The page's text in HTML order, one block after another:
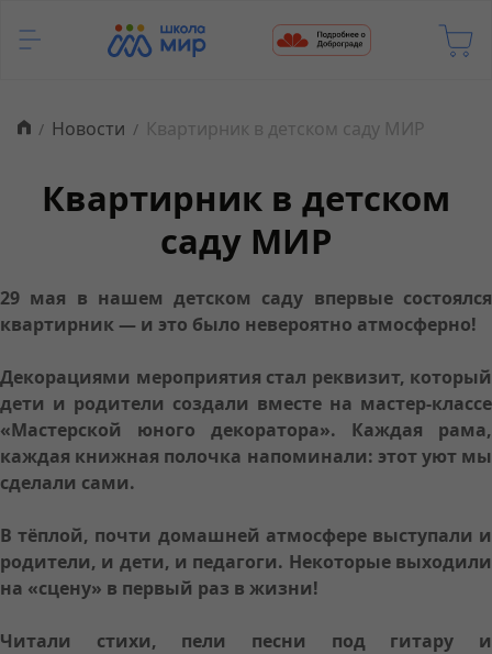
Новости Квартирник в детском саду МИР
Квартирник в детском
саду МИР
29 мая в нашем детском саду впервые состоялся
квартирник — и это было невероятно атмосферно!
Декорациями мероприятия стал реквизит, который
дети и родители создали вместе на мастер-классе
«Мастерской юного декоратора». Каждая рама,
каждая книжная полочка напоминали: этот уют мы
сделали сами.
В тёплой, почти домашней атмосфере выступали и
родители, и дети, и педагоги. Некоторые выходили
на «сцену» в первый раз в жизни!
Читали стихи, пели песни под гитару и